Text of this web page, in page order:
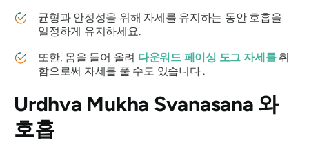
균형과 안정성을 위해 자세를 유지하는 동안 호흡을
일정하게 유지하세요.
또한, 몸을 들어 올려 다운워드 페이싱 도그 자세를취
함으로써 자세를 풀 수도 있습니다 .
Urdhva Mukha Svanasana 와
호흡